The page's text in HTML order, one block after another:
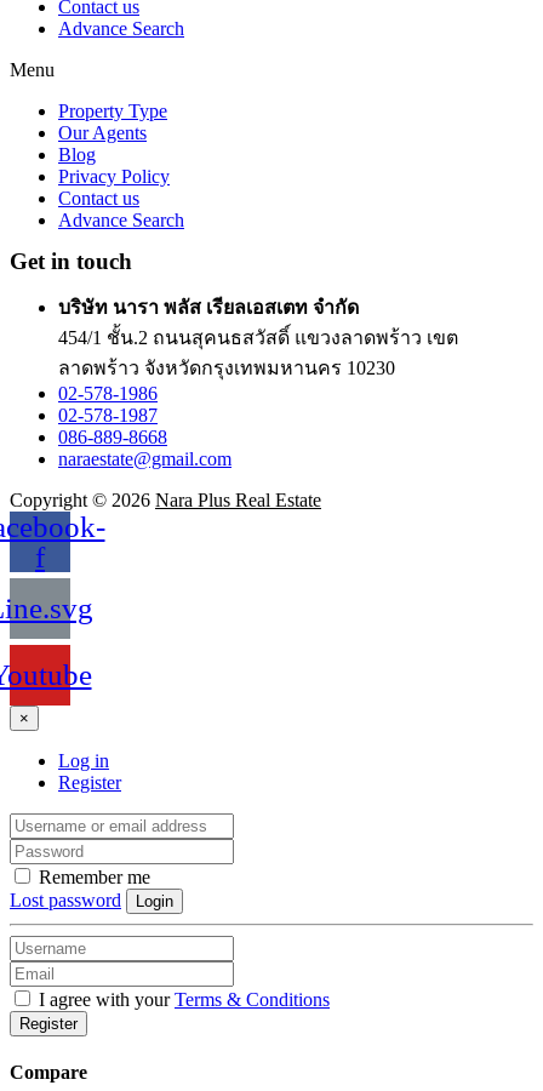
Contact us
Advance Search
Menu
Property Type
Our Agents
Blog
Privacy Policy
Contact us
Advance Search
Get in touch
บริษัท นารา พลัส เรียลเอสเตท จำกัด
454/1 ชั้น.2 ถนนสุคนธสวัสดิ์ แขวงลาดพร้าว เขต
ลาดพร้าว จังหวัดกรุงเทพมหานคร 10230
02-578-1986
02-578-1987
086-889-8668
naraestate@gmail.com
Copyright © 2026 Nara Plus Real Estate
f
×
Log in
Register
Remember me
Lost password
Login
I agree with yourTerms & Conditions
Register
Compare